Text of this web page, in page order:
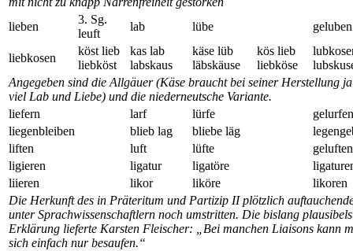
lieben
3. Sg.
leuft
lab lübe geluben
liebkosen
köst lieb
liebköst
kas lab
labskaus
käse lüb
läbskäuse
kös lieb
liebköse
Angegeben sind die Allgäuer (Käse braucht bei seiner Herstellung
viel Lab und Liebe) und die niederneutsche Variante.
liefern
larf lürfe
gelurfen
liegenbleiben
blieb lag bliebe läg
liften
luft lüfte
geluften
ligieren
ligatur ligatöre
liieren
likor liköre
likoren
Die Herkunft des in Präteritum und Partizip II plötzlich
unter Sprachwissenschaftlern noch umstritten. Die bislang
Erklärung lieferte Karsten Fleischer: „Bei manchen Liaisons kann
sich einfach nur besaufen.“